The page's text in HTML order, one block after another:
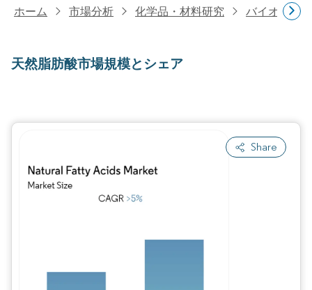
ホーム 市場分析 化学品・材料研究 バイオベー
天然脂肪酸市場規模とシェア
Share